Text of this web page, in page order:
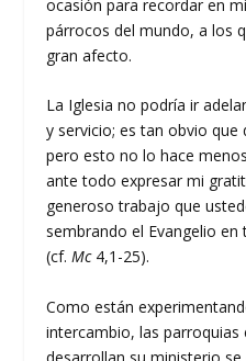
ocasión para recordar en
párrocos del mundo, a los
gran afecto.
La Iglesia no podría ir
y servicio; es tan obvio que
pero esto no lo hace
ante todo expresar mi
generoso trabajo que
sembrando el Evangelio
(cf.Mc 4,1-25).
Como están
intercambio, las parroquias